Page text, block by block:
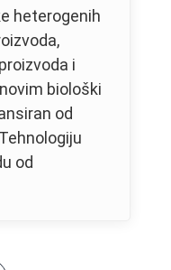
heterogenih
i
biološki
od
od